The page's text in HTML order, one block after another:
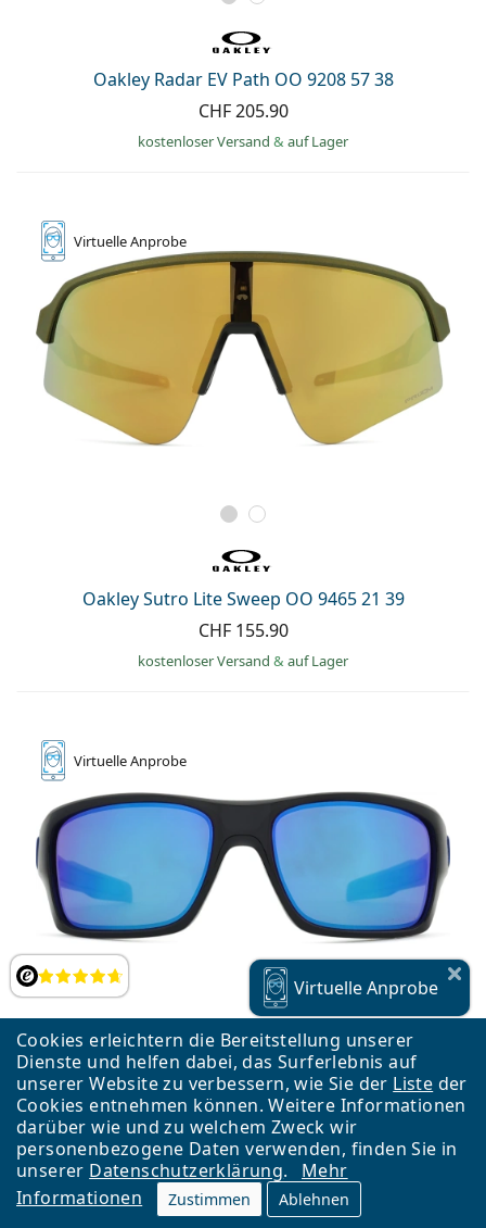
Cookies erleichtern die Bereitstellung unserer
Dienste und helfen dabei, das Surferlebnis auf
unserer Website zu verbessern, wie Sie der Liste der
Cookies entnehmen können. Weitere Informationen
darüber wie und zu welchem Zweck wir
personenbezogene Daten verwenden, finden Sie in
unserer Datenschutzerklärung.
Mehr
Informationen
Zustimmen Ablehnen
Bewertung
Oakley Radar EV Path OO 9208 57 38
CHF 205.90
kostenloser Versand & auf Lager
VirtuelleAnprobe
Oakley Sutro Lite Sweep OO 9465 21 39
CHF 155.90
kostenloser Versand & auf Lager
VirtuelleAnprobe
Oakley Turbine OO 9263 56 63
CHF 155.90
kostenloser Versand&auf Lager
VirtuelleAnprobe